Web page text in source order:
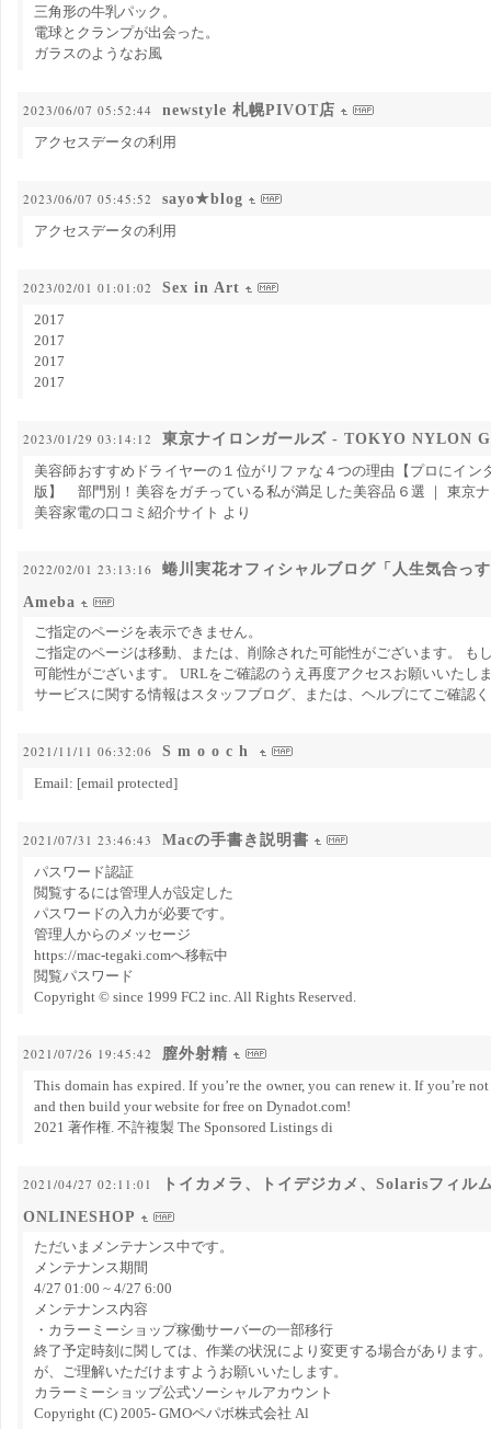
三角形の牛乳パック。
電球とクランプが出会った。
ガラスのようなお風
2023/06/07 05:52:44 newstyle 札幌PIVOT店
アクセスデータの利用
2023/06/07 05:45:52 sayo★blog
アクセスデータの利用
2023/02/01 01:01:02 Sex in Art
2017
2017
2017
2017
2023/01/29 03:14:12 東京ナイロンガールズ - TOKYO NYLON
美容師おすすめドライヤーの１位がリファな４つの理由【プロにイン
版】 部門別！美容をガチっている私が満足した美容品６選 ｜ 東京
美容家電の口コミ紹介サイト より
2022/02/01 23:13:16
蜷川実花オフィシャルブログ「人生気合っ
Ameba
ご指定のページを表示できません。
ご指定のページは移動、または、削除された可能性がございます。 も
可能性がございます。 URLをご確認のうえ再度アクセスお願いいたし
サービスに関する情報はスタッフブログ、または、ヘルプにてご確認
2021/11/11 06:32:06 S m o o c h
Email: [email protected]
2021/07/31 23:46:43 Macの手書き説明書
パスワード認証
閲覧するには管理人が設定した
パスワードの入力が必要です。
管理人からのメッセージ
https://mac-tegaki.comへ移転中
閲覧パスワード
Copyright © since 1999 FC2 inc. All Rights Reserved.
2021/07/26 19:45:42 膣外射精
This domain has expired. If you’re the owner, you can renew it. If you’re
and then build your website for free on Dynadot.com!
2021 著作権. 不許複製 The Sponsored Listings di
2021/04/27 02:11:01
トイカメラ、トイデジカメ、Solarisフィ
ONLINESHOP
ただいまメンテナンス中です。
メンテナンス期間
4/27 01:00 ~ 4/27 6:00
メンテナンス内容
・カラーミーショップ稼働サーバーの一部移行
終了予定時刻に関しては、作業の状況により変更する場合があります
が、ご理解いただけますようお願いいたします。
カラーミーショップ公式ソーシャルアカウント
Copyright (C) 2005- GMOペパボ株式会社 Al